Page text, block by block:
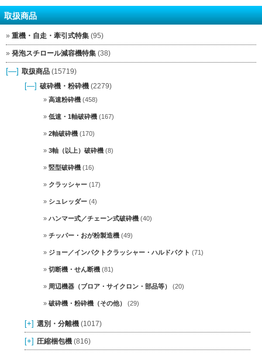
取扱商品
重機・自走・牽引式特集 (95)
発泡スチロール減容機特集 (38)
[—] 取扱商品 (15719)
[—] 破砕機・粉砕機 (2279)
高速粉砕機 (458)
低速・1軸破砕機 (167)
2軸破砕機 (170)
3軸（以上）破砕機 (8)
竪型破砕機 (16)
クラッシャー (17)
シュレッダー (4)
ハンマー式／チェーン式破砕機 (40)
チッパー・おが粉製造機 (49)
ジョー／インパクトクラッシャー・ハルドパクト (71)
切断機・せん断機 (81)
周辺機器（ブロア・サイクロン・部品等） (20)
破砕機・粉砕機（その他） (29)
[+] 選別・分離機 (1017)
[+] 圧縮梱包機 (816)